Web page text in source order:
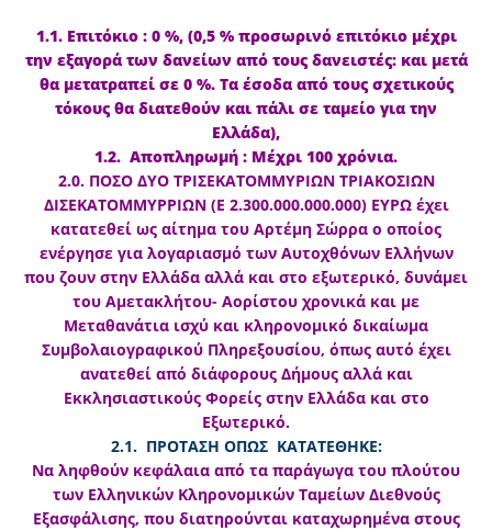
1.1. Επιτόκιο : 0 %, (0,5 % προσωρινό επιτόκιο μέχρι
την εξαγορά των δανείων από τους δανειστές: και μετά
θα μετατραπεί σε 0 %. Τα έσοδα από τους σχετικούς
τόκους θα διατεθούν και πάλι σε ταμείο για την
Ελλάδα),
1.2. Αποπληρωμή : Μέχρι 100 χρόνια.
2.0. ΠΟΣΟ ΔΥΟ ΤΡΙΣΕΚΑΤΟΜΜΥΡΙΩΝ ΤΡΙΑΚΟΣΙΩΝ
ΔΙΣΕΚΑΤΟΜΜΥΡΡΙΩΝ (Ε 2.300.000.000.000) ΕΥΡΩ έχει
κατατεθεί ως αίτημα του Αρτέμη Σώρρα ο οποίος
ενέργησε για λογαριασμό των Αυτοχθόνων Ελλήνων
που ζουν στην Ελλάδα αλλά και στο εξωτερικό, δυνάμει
του Αμετακλήτου- Αορίστου χρονικά και με
Μεταθανάτια ισχύ και κληρονομικό δικαίωμα
Συμβολαιογραφικού Πληρεξουσίου, όπως αυτό έχει
ανατεθεί από διάφορους Δήμους αλλά και
Εκκλησιαστικούς Φορείς στην Ελλάδα και στο
Εξωτερικό.
2.1. ΠΡΟΤΑΣΗ ΟΠΩΣ ΚΑΤΑΤΕΘΗΚΕ:
Να ληφθούν κεφάλαια από τα παράγωγα του πλούτου
των Ελληνικών Κληρονομικών Ταμείων Διεθνούς
Εξασφάλισης, που διατηρούνται καταχωρημένα στους